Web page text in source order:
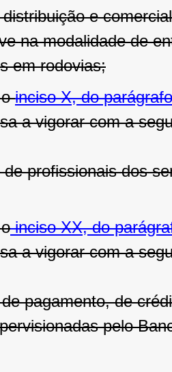
e
na modalidade de
em rodovias;
oinciso X, do
a vigorar com a
profissionais dos
inciso XX, do
a vigorar com a
pagamento, de
pelo